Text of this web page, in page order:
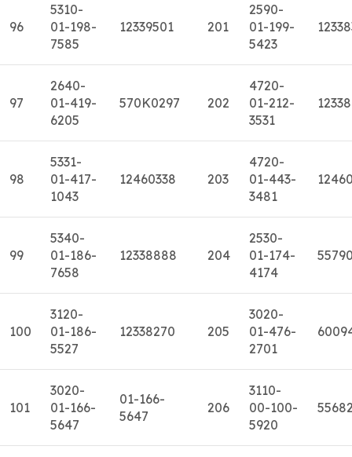
96
5310-
01-198-
7585
12339501 201
2590-
01-199-
5423
97
2640-
01-419-
6205
570K0297 202
4720-
01-212-
3531
98
5331-
01-417-
1043
12460338 203
4720-
01-443-
3481
99
5340-
01-186-
7658
12338888 204
2530-
01-174-
4174
100
3120-
01-186-
5527
12338270 205
3020-
01-476-
2701
101
3020-
01-166-
5647
01-166-
5647
206
3110-
00-100-
5920